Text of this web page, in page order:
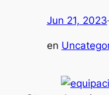
Jun 21, 2023
en